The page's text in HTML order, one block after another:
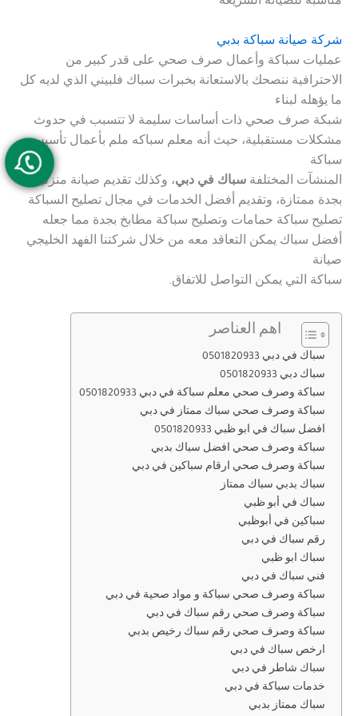
شركة صيانة سباكة بدبي
عمليات سباكة وأعمال صرف صحي على قدر كبير من
الاحترافية ننصحك بالاستعانة بخبرات سباك فلبيني الذي لديه كل
ما يؤهله لبناء
شبكة صرف صحي ذات أساسات سليمة لا تتسبب في حدوث
مشكلات مستقبلية، حيث أنه معلم سباكه ملم بأعمال تأسيس
سباكة
المنشآت المختلفة سباك في دبي، وكذلك تقديم صيانة منزلية
بجدة ممتازة، وتقديم أفضل الخدمات في مجال تصليح السباكة
تصليح سباكة حمامات وتصليح سباكة مطابخ بجدة مما جعله
أفضل سباك يمكن التعاقد معه من خلال شركتنا الفهد الخليجي
صيانة
سباكة التي يمكن التواصل للاتفاق.
اهم العناصر
سباك في دبي 0501820933
سباك دبي 0501820933
سباكة وصرف صحي معلم سباكة في دبي 0501820933
سباكة وصرف صحي سباك ممتاز في دبي
افضل سباك في ابو ظبي 0501820933
سباكة وصرف صحي افضل سباك بدبي
سباكة وصرف صحي ارقام سباكين في دبي
سباك بدبي سباك ممتاز
سباك في أبو ظبي
سباكين في أبوظبي
رقم سباك في دبي
سباك ابو ظبي
فني سباك في دبي
سباكة وصرف صحي سباكة و مواد صحية في دبي
سباكة وصرف صحي رقم سباك في دبي
سباكة وصرف صحي رقم سباك رخيص بدبي
ارخص سباك في دبي
سباك شاطر في دبي
خدمات سباكة في دبي
سباك ممتاز بدبي